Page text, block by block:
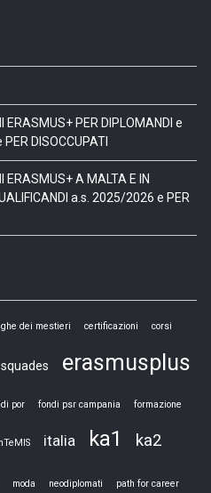
ERASMUS+ PER DIPLOMANDI e
DISOCCUPATI
ERASMUS+ A MALTA E IN
a.s. 2025/2026 e PER
dei mestieri certificazioni corsi
erasmusplus
por fondi psr campania formazione
italia ka1 ka2
moda neodiplomati path for career